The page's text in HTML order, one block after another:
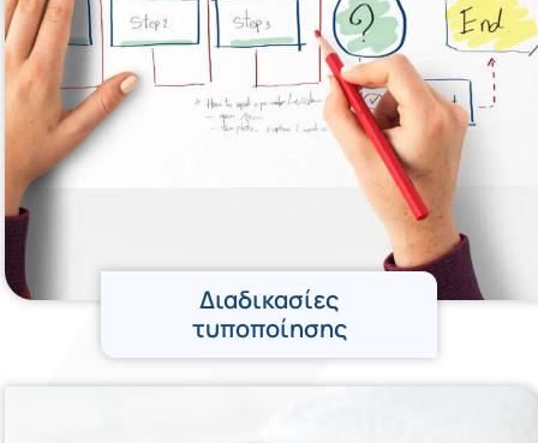
Διαδικασίες
τυποποίησης